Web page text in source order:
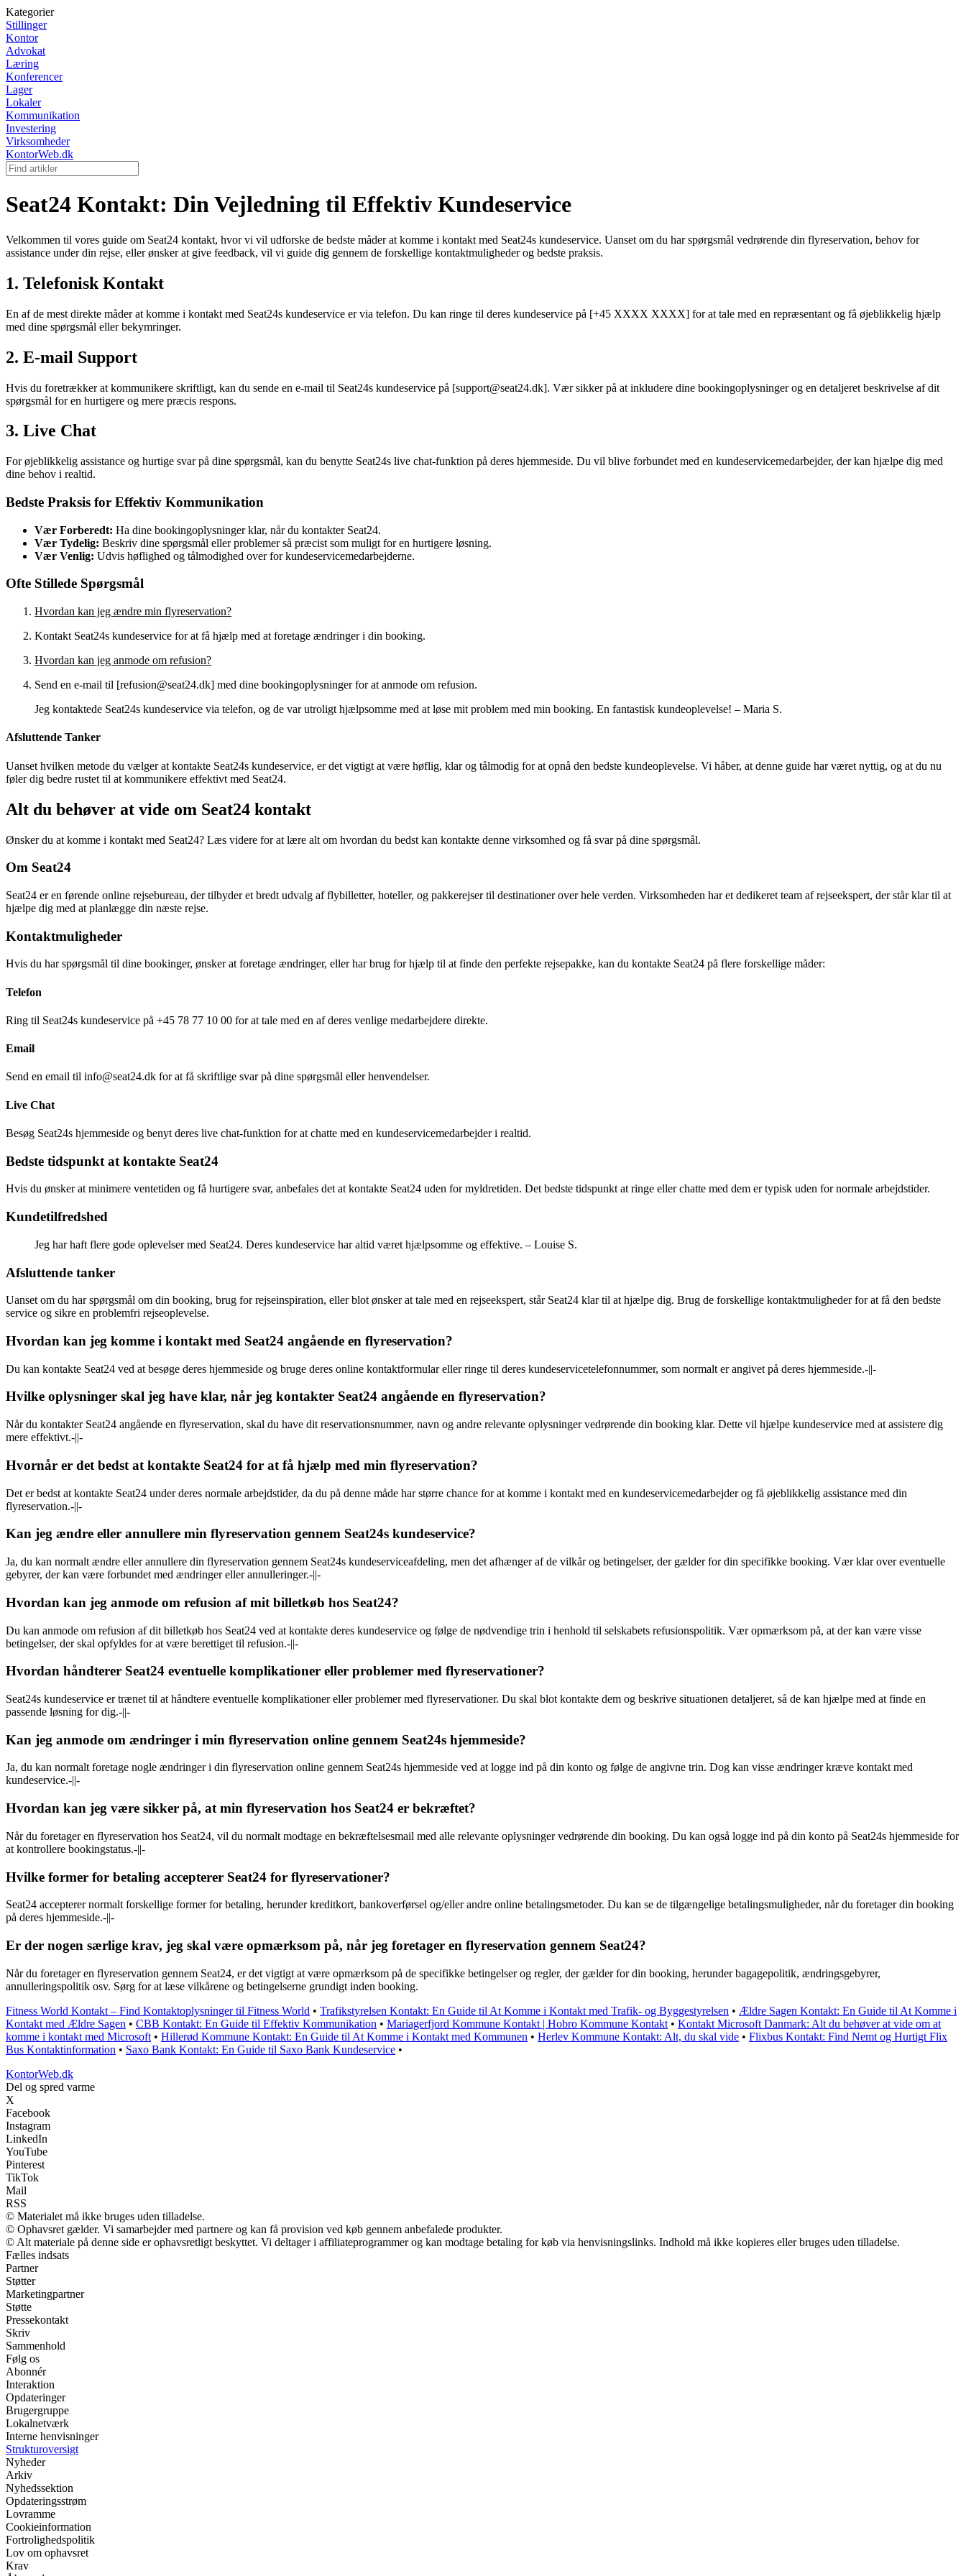
Kategorier
Stillinger
Kontor
Advokat
Læring
Konferencer
Lager
Lokaler
Kommunikation
Investering
Virksomheder
KontorWeb.dk
Seat24 Kontakt: Din Vejledning til Effektiv Kundeservice
Velkommen til vores guide om Seat24 kontakt, hvor vi vil udforske de bedste måder at komme i kontakt med Seat24s kundeservice. Uanset om du har spørgsmål vedrørende din flyreservation, behov for
assistance under din rejse, eller ønsker at give feedback, vil vi guide dig gennem de forskellige kontaktmuligheder og bedste praksis.
1. Telefonisk Kontakt
En af de mest direkte måder at komme i kontakt med Seat24s kundeservice er via telefon. Du kan ringe til deres kundeservice på [+45 XXXX XXXX] for at tale med en repræsentant og få øjeblikkelig hjælp
med dine spørgsmål eller bekymringer.
2. E-mail Support
Hvis du foretrækker at kommunikere skriftligt, kan du sende en e-mail til Seat24s kundeservice på [support@seat24.dk]. Vær sikker på at inkludere dine bookingoplysninger og en detaljeret beskrivelse af dit
spørgsmål for en hurtigere og mere præcis respons.
3. Live Chat
For øjeblikkelig assistance og hurtige svar på dine spørgsmål, kan du benytte Seat24s live chat-funktion på deres hjemmeside. Du vil blive forbundet med en kundeservicemedarbejder, der kan hjælpe dig med
dine behov i realtid.
Bedste Praksis for Effektiv Kommunikation
Vær Forberedt: Ha dine bookingoplysninger klar, når du kontakter Seat24.
Vær Tydelig: Beskriv dine spørgsmål eller problemer så præcist som muligt for en hurtigere løsning.
Vær Venlig: Udvis høflighed og tålmodighed over for kundeservicemedarbejderne.
Ofte Stillede Spørgsmål
Hvordan kan jeg ændre min flyreservation?
Kontakt Seat24s kundeservice for at få hjælp med at foretage ændringer i din booking.
Hvordan kan jeg anmode om refusion?
Send en e-mail til [refusion@seat24.dk] med dine bookingoplysninger for at anmode om refusion.
Jeg kontaktede Seat24s kundeservice via telefon, og de var utroligt hjælpsomme med at løse mit problem med min booking. En fantastisk kundeoplevelse! – Maria S.
Afsluttende Tanker
Uanset hvilken metode du vælger at kontakte Seat24s kundeservice, er det vigtigt at være høflig, klar og tålmodig for at opnå den bedste kundeoplevelse. Vi håber, at denne guide har været nyttig, og at du nu
føler dig bedre rustet til at kommunikere effektivt med Seat24.
Alt du behøver at vide om Seat24 kontakt
Ønsker du at komme i kontakt med Seat24? Læs videre for at lære alt om hvordan du bedst kan kontakte denne virksomhed og få svar på dine spørgsmål.
Om Seat24
Seat24 er en førende online rejsebureau, der tilbyder et bredt udvalg af flybilletter, hoteller, og pakkerejser til destinationer over hele verden. Virksomheden har et dedikeret team af rejseekspert, der står klar til at
hjælpe dig med at planlægge din næste rejse.
Kontaktmuligheder
Hvis du har spørgsmål til dine bookinger, ønsker at foretage ændringer, eller har brug for hjælp til at finde den perfekte rejsepakke, kan du kontakte Seat24 på flere forskellige måder:
Telefon
Ring til Seat24s kundeservice på +45 78 77 10 00 for at tale med en af deres venlige medarbejdere direkte.
Email
Send en email til info@seat24.dk for at få skriftlige svar på dine spørgsmål eller henvendelser.
Live Chat
Besøg Seat24s hjemmeside og benyt deres live chat-funktion for at chatte med en kundeservicemedarbejder i realtid.
Bedste tidspunkt at kontakte Seat24
Hvis du ønsker at minimere ventetiden og få hurtigere svar, anbefales det at kontakte Seat24 uden for myldretiden. Det bedste tidspunkt at ringe eller chatte med dem er typisk uden for normale arbejdstider.
Kundetilfredshed
Jeg har haft flere gode oplevelser med Seat24. Deres kundeservice har altid været hjælpsomme og effektive. – Louise S.
Afsluttende tanker
Uanset om du har spørgsmål om din booking, brug for rejseinspiration, eller blot ønsker at tale med en rejseekspert, står Seat24 klar til at hjælpe dig. Brug de forskellige kontaktmuligheder for at få den bedste
service og sikre en problemfri rejseoplevelse.
Hvordan kan jeg komme i kontakt med Seat24 angående en flyreservation?
Du kan kontakte Seat24 ved at besøge deres hjemmeside og bruge deres online kontaktformular eller ringe til deres kundeservicetelefonnummer, som normalt er angivet på deres hjemmeside.-||-
Hvilke oplysninger skal jeg have klar, når jeg kontakter Seat24 angående en flyreservation?
Når du kontakter Seat24 angående en flyreservation, skal du have dit reservationsnummer, navn og andre relevante oplysninger vedrørende din booking klar. Dette vil hjælpe kundeservice med at assistere dig
mere effektivt.-||-
Hvornår er det bedst at kontakte Seat24 for at få hjælp med min flyreservation?
Det er bedst at kontakte Seat24 under deres normale arbejdstider, da du på denne måde har større chance for at komme i kontakt med en kundeservicemedarbejder og få øjeblikkelig assistance med din
flyreservation.-||-
Kan jeg ændre eller annullere min flyreservation gennem Seat24s kundeservice?
Ja, du kan normalt ændre eller annullere din flyreservation gennem Seat24s kundeserviceafdeling, men det afhænger af de vilkår og betingelser, der gælder for din specifikke booking. Vær klar over eventuelle
gebyrer, der kan være forbundet med ændringer eller annulleringer.-||-
Hvordan kan jeg anmode om refusion af mit billetkøb hos Seat24?
Du kan anmode om refusion af dit billetkøb hos Seat24 ved at kontakte deres kundeservice og følge de nødvendige trin i henhold til selskabets refusionspolitik. Vær opmærksom på, at der kan være visse
betingelser, der skal opfyldes for at være berettiget til refusion.-||-
Hvordan håndterer Seat24 eventuelle komplikationer eller problemer med flyreservationer?
Seat24s kundeservice er trænet til at håndtere eventuelle komplikationer eller problemer med flyreservationer. Du skal blot kontakte dem og beskrive situationen detaljeret, så de kan hjælpe med at finde en
passende løsning for dig.-||-
Kan jeg anmode om ændringer i min flyreservation online gennem Seat24s hjemmeside?
Ja, du kan normalt foretage nogle ændringer i din flyreservation online gennem Seat24s hjemmeside ved at logge ind på din konto og følge de angivne trin. Dog kan visse ændringer kræve kontakt med
kundeservice.-||-
Hvordan kan jeg være sikker på, at min flyreservation hos Seat24 er bekræftet?
Når du foretager en flyreservation hos Seat24, vil du normalt modtage en bekræftelsesmail med alle relevante oplysninger vedrørende din booking. Du kan også logge ind på din konto på Seat24s hjemmeside for
at kontrollere bookingstatus.-||-
Hvilke former for betaling accepterer Seat24 for flyreservationer?
Seat24 accepterer normalt forskellige former for betaling, herunder kreditkort, bankoverførsel og/eller andre online betalingsmetoder. Du kan se de tilgængelige betalingsmuligheder, når du foretager din booking
på deres hjemmeside.-||-
Er der nogen særlige krav, jeg skal være opmærksom på, når jeg foretager en flyreservation gennem Seat24?
Når du foretager en flyreservation gennem Seat24, er det vigtigt at være opmærksom på de specifikke betingelser og regler, der gælder for din booking, herunder bagagepolitik, ændringsgebyrer,
annulleringspolitik osv. Sørg for at læse vilkårene og betingelserne grundigt inden booking.
Fitness World Kontakt – Find Kontaktoplysninger til Fitness World • Trafikstyrelsen Kontakt: En Guide til At Komme i Kontakt med Trafik- og Byggestyrelsen • Ældre Sagen Kontakt: En Guide til At Komme i
Kontakt med Ældre Sagen • CBB Kontakt: En Guide til Effektiv Kommunikation • Mariagerfjord Kommune Kontakt | Hobro Kommune Kontakt • Kontakt Microsoft Danmark: Alt du behøver at vide om at
komme i kontakt med Microsoft • Hillerød Kommune Kontakt: En Guide til At Komme i Kontakt med Kommunen • Herlev Kommune Kontakt: Alt, du skal vide • Flixbus Kontakt: Find Nemt og Hurtigt Flix
Bus Kontaktinformation • Saxo Bank Kontakt: En Guide til Saxo Bank Kundeservice •
KontorWeb.dk
Del og spred varme
X
Facebook
Instagram
LinkedIn
YouTube
Pinterest
TikTok
Mail
RSS
© Materialet må ikke bruges uden tilladelse.
© Ophavsret gælder. Vi samarbejder med partnere og kan få provision ved køb gennem anbefalede produkter.
© Alt materiale på denne side er ophavsretligt beskyttet. Vi deltager i affiliateprogrammer og kan modtage betaling for køb via henvisningslinks. Indhold må ikke kopieres eller bruges uden tilladelse.
Fælles indsats
Partner
Støtter
Marketingpartner
Støtte
Pressekontakt
Skriv
Sammenhold
Følg os
Abonnér
Interaktion
Opdateringer
Brugergruppe
Lokalnetværk
Interne henvisninger
Strukturoversigt
Nyheder
Arkiv
Nyhedssektion
Opdateringsstrøm
Lovramme
Cookieinformation
Fortrolighedspolitik
Lov om ophavsret
Krav